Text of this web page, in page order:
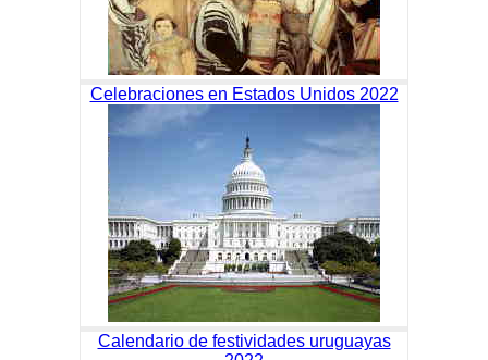
Celebraciones en Estados Unidos 2022
Calendario de festividades uruguayas